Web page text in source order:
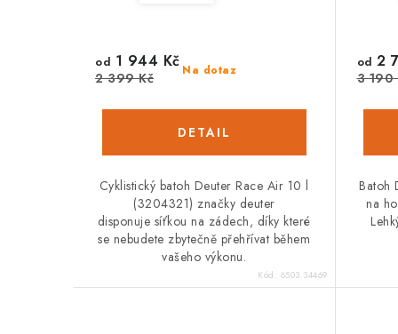
Na dotaz
od 1 944 Kč
2 399 Kč
Cyklistický batoh Deuter Race Air 10 l
(3204321) značky deuter
disponuje síťkou na zádech, díky které
se nebudete zbytečně přehřívat během
vašeho výkonu.
Kód: 6503.34469
od 2
3 190
Batoh
na